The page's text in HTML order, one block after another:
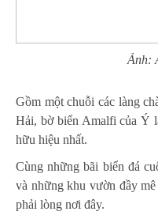
Ảnh:
Gồm một chuỗi các làng
Hải, bờ biển Amalfi của Ý
hữu hiệu nhất.
Cùng những bãi biển đá
và những khu vườn đầy
phải lòng nơi đây.